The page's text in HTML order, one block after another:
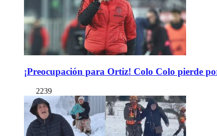
¡Preocupación para Ortiz! Colo Colo pierde
2239